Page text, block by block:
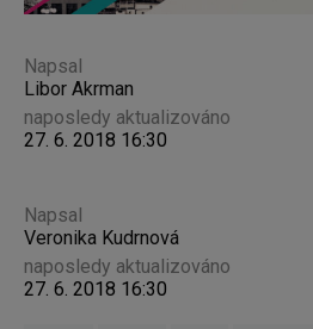
Napsal
Libor Akrman
naposledy aktualizováno
27. 6. 2018 16:30
Napsal
Veronika Kudrnová
naposledy aktualizováno
27. 6. 2018 16:30